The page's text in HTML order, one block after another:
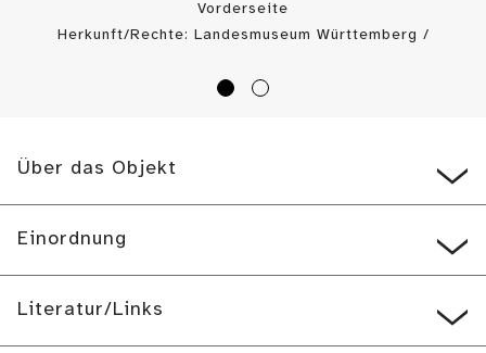
Vorderseite
Herkunft/Rechte: Landesmuseum Württemberg /
CC BY-SA
Über das Objekt
Einordnung
Literatur/Links